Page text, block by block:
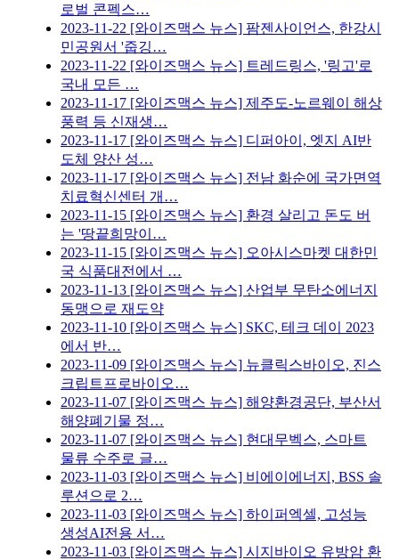
로벌 콘펙스…
2023-11-22 [와이즈맥스 뉴스] 팜젠사이언스, 한강시
민공원서 '줍깅…
2023-11-22 [와이즈맥스 뉴스] 트레드링스, '링고'로
국내 모든 …
2023-11-17 [와이즈맥스 뉴스] 제주도-노르웨이 해상
풍력 등 신재생…
2023-11-17 [와이즈맥스 뉴스] 디퍼아이, 엣지 AI반
도체 양산 성…
2023-11-17 [와이즈맥스 뉴스] 전남 화순에 국가면역
치료혁신센터 개…
2023-11-15 [와이즈맥스 뉴스] 환경 살리고 돈도 버
는 '땅끝희망이…
2023-11-15 [와이즈맥스 뉴스] 오아시스마켓 대한민
국 식품대전에서 …
2023-11-13 [와이즈맥스 뉴스] 산업부 무탄소에너지
동맹으로 재도약
2023-11-10 [와이즈맥스 뉴스] SKC, 테크 데이 2023
에서 반…
2023-11-09 [와이즈맥스 뉴스] 뉴클릭스바이오, 진스
크립트프로바이오…
2023-11-07 [와이즈맥스 뉴스] 해양환경공단, 부산서
해양폐기물 정…
2023-11-07 [와이즈맥스 뉴스] 현대무벡스, 스마트
물류 수주로 글…
2023-11-03 [와이즈맥스 뉴스] 비에이에너지, BSS 솔
루션으로 2…
2023-11-03 [와이즈맥스 뉴스] 하이퍼엑셀, 고성능
생성AI전용 서…
2023-11-03 [와이즈맥스 뉴스] 시지바이오 유방암 환